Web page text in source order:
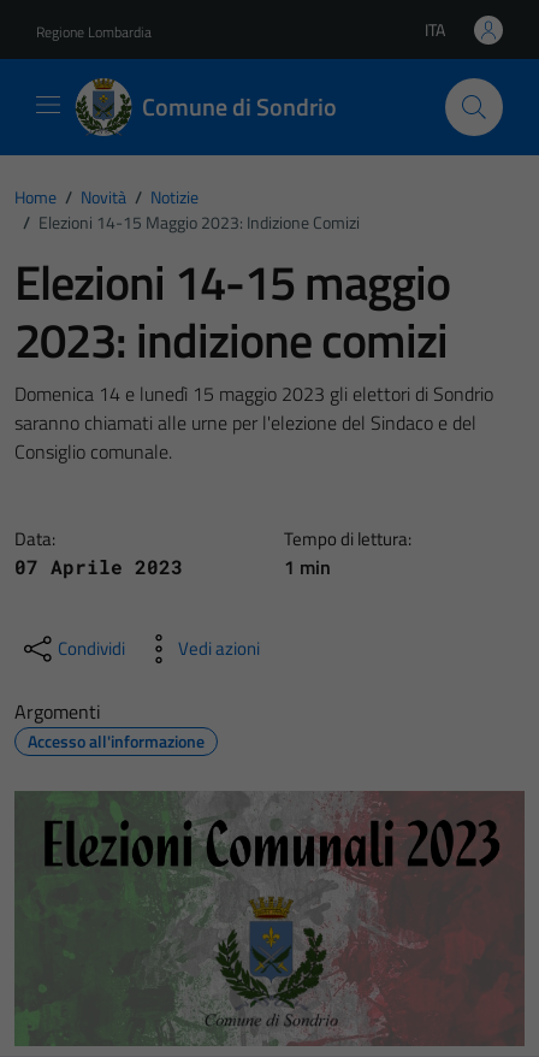
Regione Lombardia Lingua attiva:
ITA
Comune di Sondrio
Home / Novità / Notizie
/ Elezioni 14-15 Maggio 2023: Indizione Comizi
Elezioni 14-15 maggio
2023: indizione comizi
Domenica 14 e lunedì 15 maggio 2023 gli elettori di Sondrio
saranno chiamati alle urne per l'elezione del Sindaco e del
Consiglio comunale.
Data:
07 Aprile 2023
Tempo di lettura:
1 min
Condividi Vedi azioni
Argomenti
Accesso all'informazione